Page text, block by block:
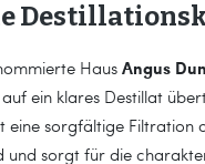
Haus Angus
ein klares Destillat
eine sorgfältige Filtration
sorgt für die